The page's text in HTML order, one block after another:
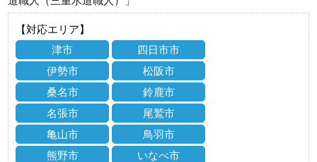
【対応エリア】
津市
四日市市
伊勢市
松阪市
桑名市
鈴鹿市
名張市
尾鷲市
亀山市
鳥羽市
熊野市
いなべ市